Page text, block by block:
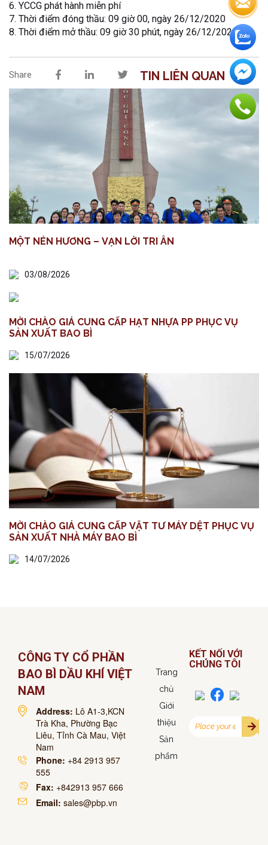
6. YCCG phát hành miễn phí
7. Thời điểm đóng thầu: 09 giờ 00, ngày 26/12/2020
8. Thời điểm mở thầu: 09 giờ 30 phút, ngày 26/12/2020
Share TIN LIÊN QUAN
MỘT NÉN HƯƠNG – VẠN LỜI TRI ÂN
03/08/2026
MỜI CHÀO GIÁ CUNG CẤP HẠT NHỰA PP PHỤC VỤ
SẢN XUẤT BAO BÌ
15/07/2026
MỜI CHÀO GIÁ CUNG CẤP VẬT TƯ MÁY DỆT PHỤC VỤ
SẢN XUẤT NHÀ MÁY BAO BÌ
14/07/2026
CÔNG TY CỔ PHẦN
BAO BÌ DẦU KHÍ VIỆT
NAM
Address: Lô A1-3,KCN
Trà Kha, Phường Bạc
Liêu, Tỉnh Cà Mau, Việt
Nam
Phone: +84 2913 957
555
Fax: +842913 957 666
Email: sales@pbp.vn
Trang
chủ
Giới
thiệu
Sản
phẩm
KẾT NỐI VỚI
CHÚNG TÔI